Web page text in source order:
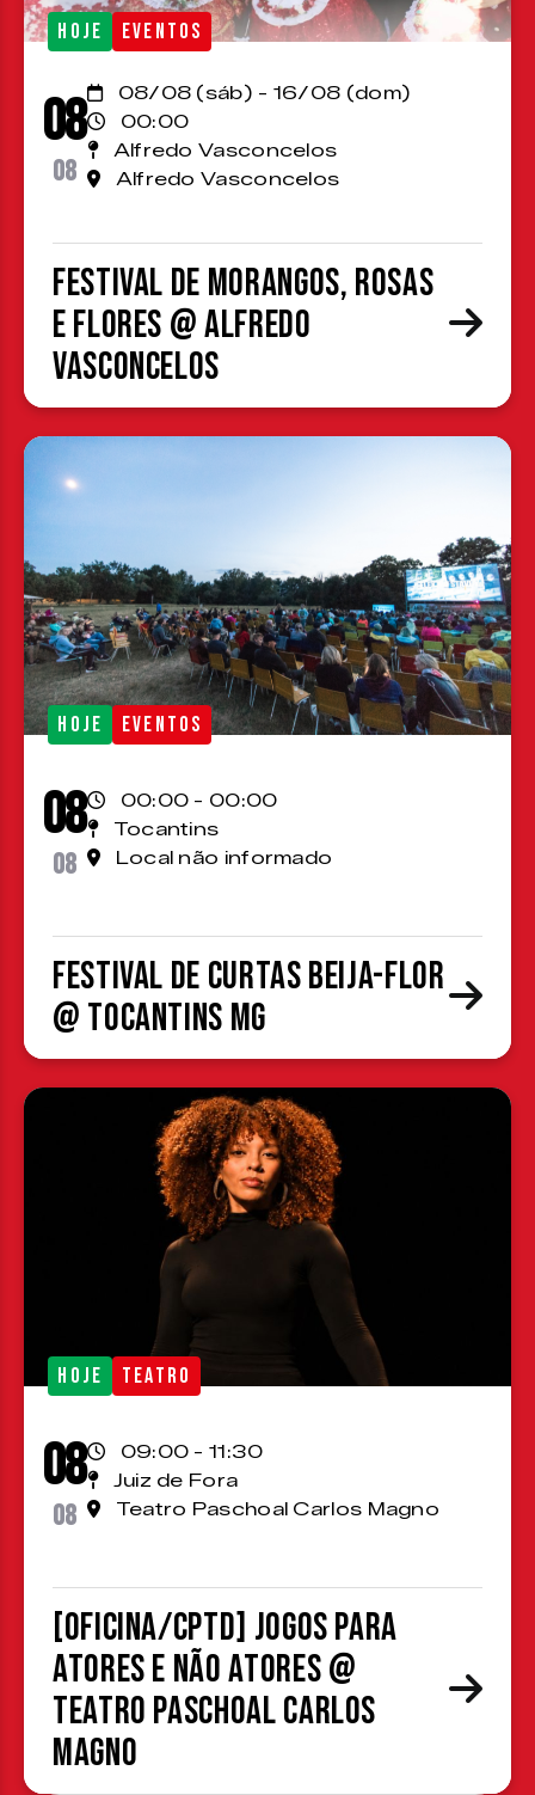
HOJE EVENTOS
08
08
08/08 (sáb) - 16/08 (dom)
00:00
Alfredo Vasconcelos
Alfredo Vasconcelos
Festival de Morangos, Rosas
e Flores @ Alfredo
Vasconcelos
HOJE EVENTOS
08
08
00:00 - 00:00
Tocantins
Local não informado
Festival de Curtas Beija-Flor
@ Tocantins MG
HOJE TEATRO
08
08
09:00 - 11:30
Juiz de Fora
Teatro Paschoal Carlos Magno
[OFICINA/CPTD] Jogos para
atores e não atores @
Teatro Paschoal Carlos
Magno